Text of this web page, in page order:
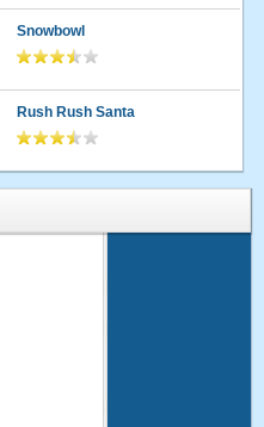
Snowbowl
Rush Rush Santa